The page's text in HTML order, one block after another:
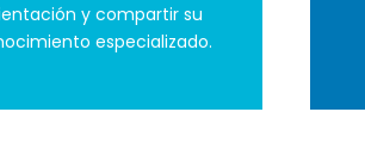
y compartir su
especializado.